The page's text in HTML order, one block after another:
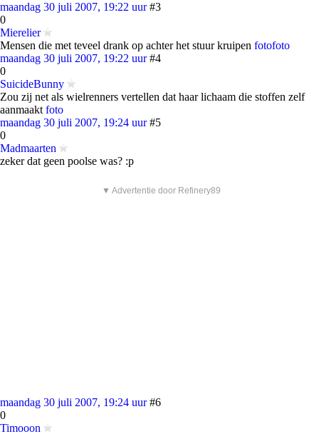
maandag 30 juli 2007, 19:22 uur #3
0
Mierelier
Mensen die met teveel drank op achter het stuur kruipen fotofoto
maandag 30 juli 2007, 19:22 uur #4
0
SuicideBunny
Zou zij net als wielrenners vertellen dat haar lichaam die stoffen zelf
aanmaakt foto
maandag 30 juli 2007, 19:24 uur #5
0
Madmaarten
zeker dat geen poolse was? :p
▼ Advertentie door Refinery89
maandag 30 juli 2007, 19:24 uur #6
0
Timooon